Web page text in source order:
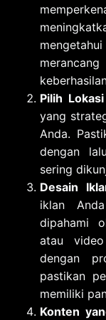
Pilih
yang
Anda.
dengan
sering
Desain
iklan
dipahami
atau
dengan
pastikan
memiliki
Konten